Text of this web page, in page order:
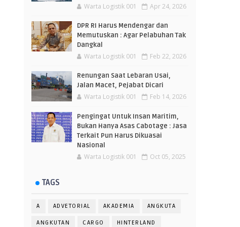
Warta Logistik 001 Apr 24, 2026
DPR RI Harus Mendengar dan
Memutuskan : Agar Pelabuhan Tak
Dangkal
Warta Logistik 001 Feb 22, 2026
Renungan Saat Lebaran Usai,
Jalan Macet, Pejabat Dicari
Warta Logistik 001 Feb 14, 2026
Pengingat Untuk Insan Maritim,
Bukan Hanya Asas Cabotage : Jasa
Terkait Pun Harus Dikuasai
Nasional
Warta Logistik 001 Oct 05, 2025
TAGS
A ADVETORIAL AKADEMIA ANGKUTA
ANGKUTAN CARGO HINTERLAND